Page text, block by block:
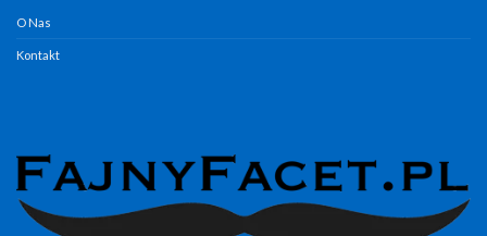
O Nas
Kontakt